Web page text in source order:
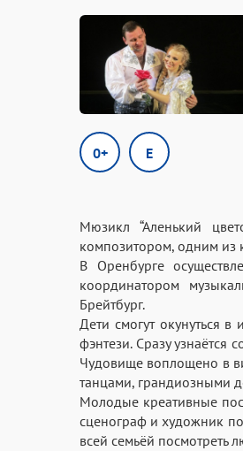
0+ E
Мюзикл “Аленький
композитором, одним из
В Оренбурге
координатором
Брейтбург.
Дети смогут окунуться
фэнтези. Сразу узнаётся
Чудовище воплощено в
танцами, грандиозными
Молодые креативные
сценограф и художник
всей семьёй посмотреть